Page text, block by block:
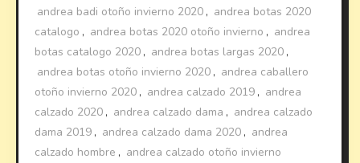
andrea badi otoño invierno 2020 , andrea botas 2020
catalogo , andrea botas 2020 otoño invierno , andrea
botas catalogo 2020 , andrea botas largas 2020 ,
andrea botas otoño invierno 2020 , andrea caballero
otoño invierno 2020 , andrea calzado 2019 , andrea
calzado 2020 , andrea calzado dama , andrea calzado
dama 2019 , andrea calzado dama 2020 , andrea
calzado hombre , andrea calzado otoño invierno